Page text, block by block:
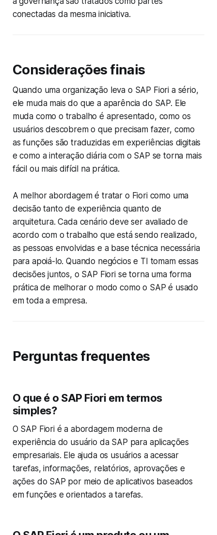
conectadas da mesma iniciativa.
Considerações finais
Quando uma organização leva o SAP Fiori a sério,
ele muda mais do que a aparência do SAP. Ele
muda como o trabalho é apresentado, como os
usuários descobrem o que precisam fazer, como
as funções são traduzidas em experiências digitais
e como a interação diária com o SAP se torna mais
fácil ou mais difícil na prática.
A melhor abordagem é tratar o Fiori como uma
decisão tanto de experiência quanto de
arquitetura. Cada cenário deve ser avaliado de
acordo com o trabalho que está sendo realizado,
as pessoas envolvidas e a base técnica necessária
para apoiá-lo. Quando negócios e TI tomam essas
decisões juntos, o SAP Fiori se torna uma forma
prática de melhorar o modo como o SAP é usado
em toda a empresa.
Perguntas frequentes
O que é o SAP Fiori em termos
simples?
O SAP Fiori é a abordagem moderna de
experiência do usuário da SAP para aplicações
empresariais. Ele ajuda os usuários a acessar
tarefas, informações, relatórios, aprovações e
ações do SAP por meio de aplicativos baseados
em funções e orientados a tarefas.